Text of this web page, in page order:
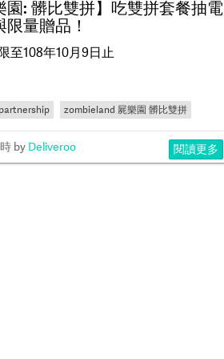
園: 髒比雙拼】吃雙拼套餐抽電
限量贈品！
至108年10月9日止
partnership
zombieland 屍樂園 髒比雙拼
電影
by Deliveroo 閱讀更多